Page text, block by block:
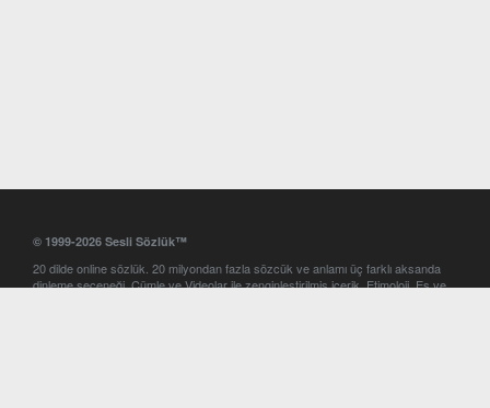
© 1999-2026 Sesli Sözlük™
20 dilde online sözlük. 20 milyondan fazla sözcük ve anlamı üç farklı aksanda
dinleme seçeneği. Cümle ve Videolar ile zenginleştirilmiş içerik. Etimoloji, Eş ve